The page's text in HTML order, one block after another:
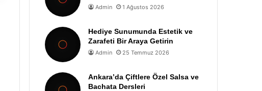
Admin 1 Ağustos 2026
Hediye Sunumunda Estetik ve
Zarafeti Bir Araya Getirin
Admin 25 Temmuz 2026
Ankara’da Çiftlere Özel Salsa ve
Bachata Dersleri